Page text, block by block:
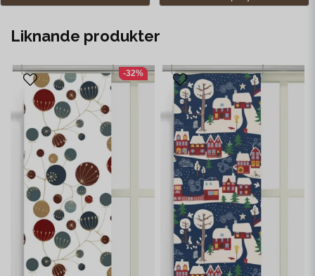
Liknande produkter
-32%